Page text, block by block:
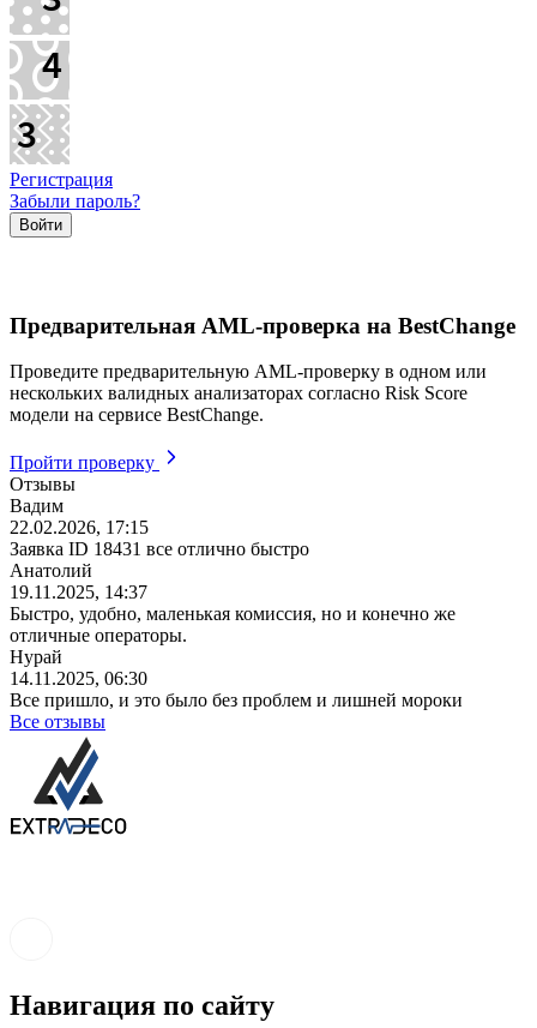
Регистрация
Забыли пароль?
Предварительная AML-проверка на BestChange
Проведите предварительную AML-проверку в одном или
нескольких валидных анализаторах согласно Risk Score
модели на сервисе BestChange.
Пройти проверку
Отзывы
Вадим
22.02.2026, 17:15
Заявка ID 18431 все отлично быстро
Анатолий
19.11.2025, 14:37
Быстро, удобно, маленькая комиссия, но и конечно же
отличные операторы.
Нурай
14.11.2025, 06:30
Все пришло, и это было без проблем и лишней мороки
Все отзывы
Навигация по сайту